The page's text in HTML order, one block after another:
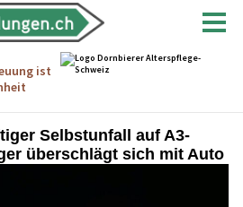
Selbstunfall auf A3-
überschlägt sich mit Auto